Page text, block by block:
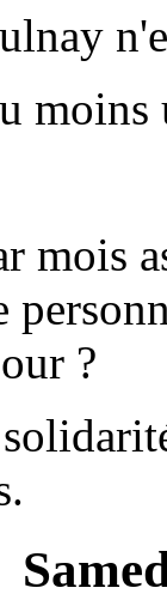
moins
mois
?